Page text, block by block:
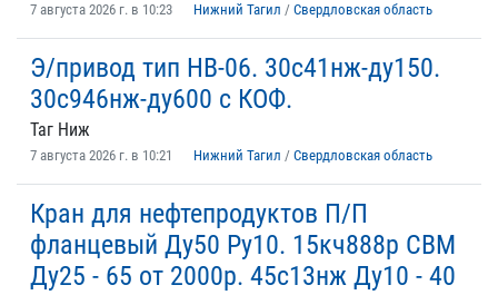
7 августа 2026 г. в 10:23 Нижний Тагил / Свердловская область
Э/привод тип НВ-06. 30с41нж-ду150.
30с946нж-ду600 с КОФ.
Таг Ниж
7 августа 2026 г. в 10:21 Нижний Тагил / Свердловская область
Кран для нефтепродуктов П/П
фланцевый Ду50 Ру10. 15кч888р СВМ
Ду25 - 65 от 2000р. 45с13нж Ду10 - 40